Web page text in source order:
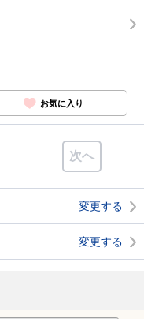
お気に入り
次へ
変更する
変更する